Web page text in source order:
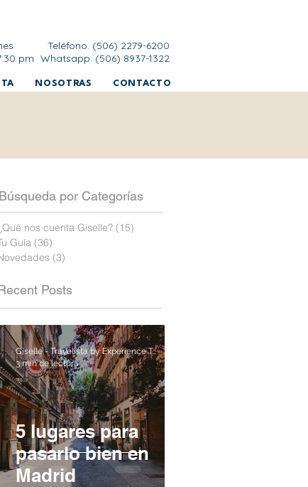
pm
Teléfono. (506) 2279-6200
Whatsapp. (506) 8937-1322
NOSOTRAS CONTACTO
Búsqueda por Categorías
nos cuenta Giselle? (15)
Guía (36)
(3)
Posts
5 lugares para
pasarlo bien en
Madrid
Giselle - Travelista by Experience Travel
3 min de lectura